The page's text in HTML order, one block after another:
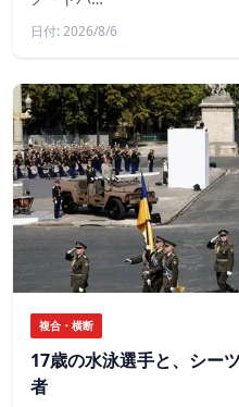
日付: 2026/8/6
複合・横断
17歳の水泳選手と、シー
者